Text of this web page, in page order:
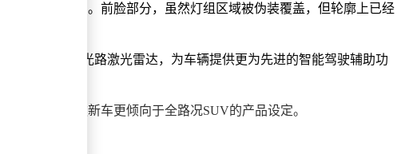
了鲜明的对比。前脸部分，虽然灯组区域被伪装覆盖，但轮廓上已经
崑896线双光路激光雷达，为车辆提供更为先进的智能驾驶辅助功
显示出这款新车更倾向于全路况SUV的产品设定。